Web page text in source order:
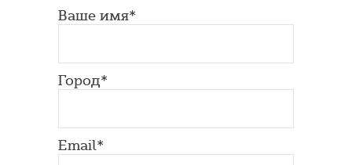
Ваше имя*
Город*
Email*